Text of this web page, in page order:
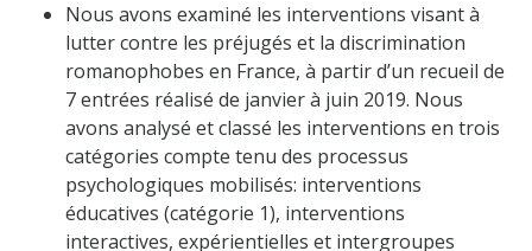
Nous avons examiné les interventions visant à
lutter contre les préjugés et la discrimination
romanophobes en France, à partir d’un recueil de
7 entrées réalisé de janvier à juin 2019. Nous
avons analysé et classé les interventions en trois
catégories compte tenu des processus
psychologiques mobilisés: interventions
éducatives (catégorie 1), interventions
interactives, expérientielles et intergroupes